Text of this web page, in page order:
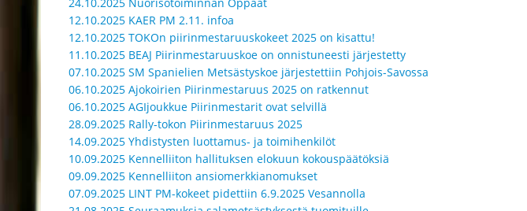
12.10.2025 KAER PM 2.11. infoa
12.10.2025 TOKOn piirinmestaruuskokeet 2025 on kisattu!
11.10.2025 BEAJ Piirinmestaruuskoe on onnistuneesti järjestetty
07.10.2025 SM Spanielien Metsästyskoe järjestettiin Pohjois-Savossa
06.10.2025 Ajokoirien Piirinmestaruus 2025 on ratkennut
06.10.2025 AGIjoukkue Piirinmestarit ovat selvillä
28.09.2025 Rally-tokon Piirinmestaruus 2025
14.09.2025 Yhdistysten luottamus- ja toimihenkilöt
10.09.2025 Kennelliiton hallituksen elokuun kokouspäätöksiä
09.09.2025 Kennelliiton ansiomerkkianomukset
07.09.2025 LINT PM-kokeet pidettiin 6.9.2025 Vesannolla